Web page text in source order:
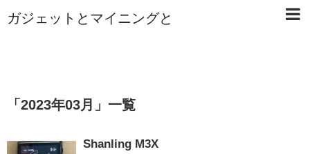
ガジェットとマイニングと
「 2023年03月 」 一覧
Shanling M3X